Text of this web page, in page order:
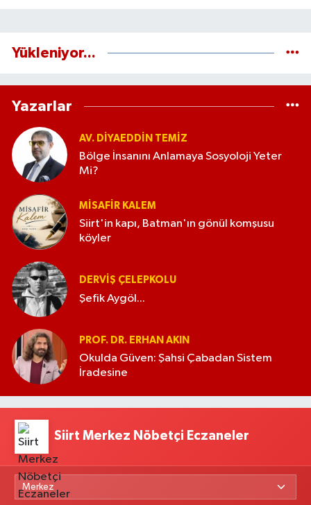
Yükleniyor...
Yazarlar
AV. DIYAEDDIN TEMIZ
Bölge İnsanını Anlamaya Sosyoloji Yeter
Mi?
MISAFIR KALEM
Siirt'in kapı, Batman'ın gönül komşusu
köyler
DERVIŞ ÇELEPKOLU
Şefik Aygöl...
PROF. DR. ERHAN AKIN
Okulda Güven: Şahsi Çabadan Sistem
İradesine
Siirt Merkez Nöbetçi Eczaneler